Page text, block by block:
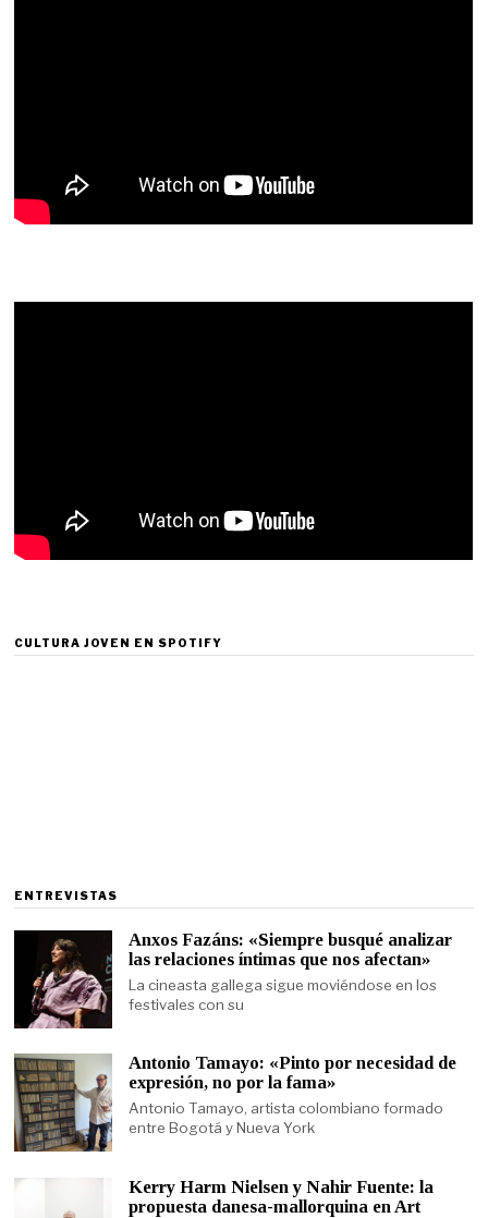
CULTURA JOVEN EN SPOTIFY
ENTREVISTAS
Anxos Fazáns: «Siempre busqué analizar
las relaciones íntimas que nos afectan»
La cineasta gallega sigue moviéndose en los
festivales con su
Antonio Tamayo: «Pinto por necesidad de
expresión, no por la fama»
Antonio Tamayo, artista colombiano formado
entre Bogotá y Nueva York
Kerry Harm Nielsen y Nahir Fuente: la
propuesta danesa-mallorquina en Art